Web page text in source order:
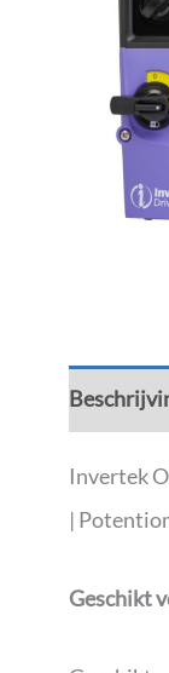
Invertek
|
Geschikt